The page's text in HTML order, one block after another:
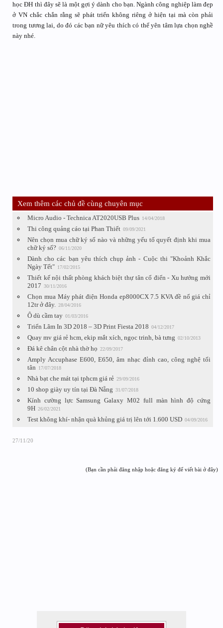
học ĐH thì đây sẽ là một gợi ý dành cho bạn. Ngành công nghiệp làm đẹp
ở VN chắc chắn rằng sẽ phát triển không riêng ở hiện tại mà còn phải
trong tương lai, do đó các bạn nữ yêu thích có thể yên tâm lựa chọn nghề
này nhé.
Xem thêm các chủ đề cùng chuyên mục
Micro Audio - Technica AT2020USB Plus 14/04/2018
Thi công quảng cáo tại Phan Thiết 09/09/2021
Nên chọn mua chữ ký số nào và những yếu tố quyết định khi mua
chữ ký số? 06/11/2020
Dành cho các bạn yêu thích chụp ảnh - Cuộc thi "Khoảnh Khắc
Ngày Tết" 17/02/2015
Thiết kế nội thất phòng khách biệt thự tân cổ điển - Xu hướng mới
2017 30/11/2016
Chọn mua Máy phát điện Honda ep8000CX 7.5 KVA đề nổ giá chỉ
12tr ở đây. 28/04/2016
Ô dù cầm tay 01/03/2016
Triển Lãm In 3D 2018 – 3D Print Fiesta 2018 04/12/2017
Quay mv giá rẻ hcm, ekip mắt xích, ngọc trinh, bà tưng 02/10/2013
Đá kê chân cột nhà thờ họ 22/09/2017
Amply Accuphase E600, E650, âm nhạc đỉnh cao, công nghệ tối
tân
17/07/2018
Nhà bạt che mát tại tphcm giá rẻ 29/09/2016
10 shop giày uy tín tại Đà Nẵng 31/07/2018
Kính cường lực Samsung Galaxy M02 full màn hình độ cứng
9H 26/02/2021
Test không khí- nhận quà khủng giá trị lên tới 1.600 USD 04/09/2016
27/11/20
(Bạn cần phải đăng nhập hoặc đăng ký để viết bài ở đây)